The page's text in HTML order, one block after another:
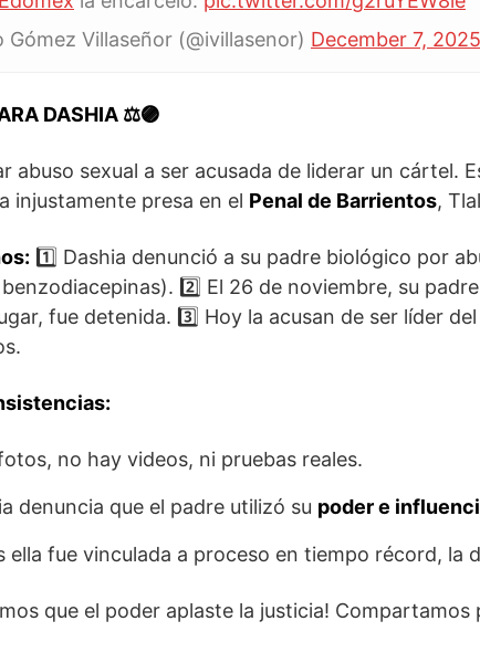
Villaseñor (@ivillasenor) December 7, 2025
DASHIA ⚖️🟣
abuso sexual a ser acusada de liderar un cártel.
injustamente presa en el Penal de Barrientos,
1️⃣ Dashia denunció a su padre biológico por
2️⃣ El 26 de noviembre, su
fue detenida. 3️⃣ Hoy la acusan de ser líder del
no hay videos, ni pruebas reales.
denuncia que el padre utilizó su poder e
ella fue vinculada a proceso en tiempo récord, la
que el poder aplaste la justicia!